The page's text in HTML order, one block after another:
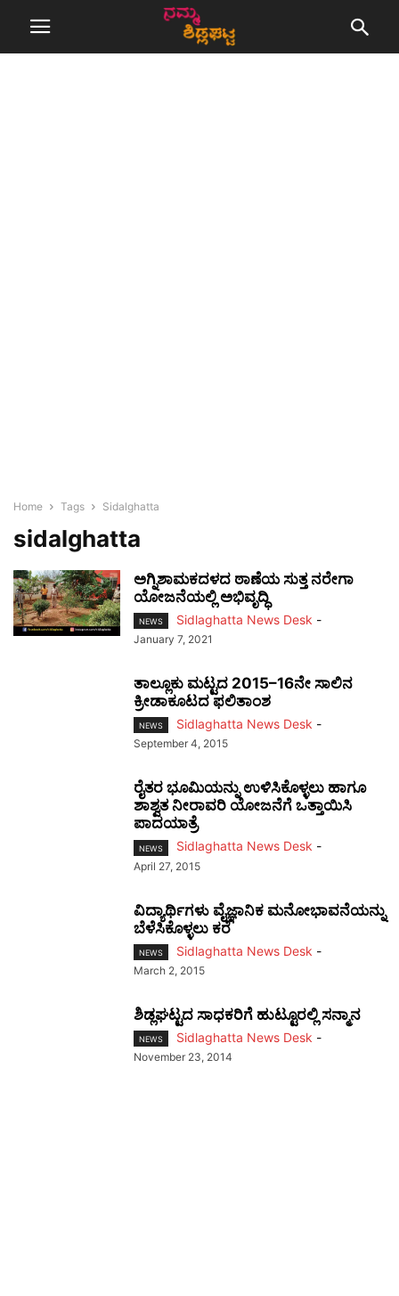
Home Tags Sidalghatta
sidalghatta
ಅಗ್ನಿಶಾಮಕದಳದ ಠಾಣೆಯ ಸುತ್ತ ನರೇಗಾ
ಯೋಜನೆಯಲ್ಲಿ ಅಭಿವೃದ್ಧಿ
NEWS Sidlaghatta News Desk -
January 7, 2021
ತಾಲ್ಲೂಕು ಮಟ್ಟದ 2015–16ನೇ ಸಾಲಿನ
ಕ್ರೀಡಾಕೂಟದ ಫಲಿತಾಂಶ
NEWS Sidlaghatta News Desk -
September 4, 2015
ರೈತರ ಭೂಮಿಯನ್ನು ಉಳಿಸಿಕೊಳ್ಳಲು ಹಾಗೂ
ಶಾಶ್ವತ ನೀರಾವರಿ ಯೋಜನೆಗೆ ಒತ್ತಾಯಿಸಿ
ಪಾದಯಾತ್ರೆ
NEWS Sidlaghatta News Desk -
April 27, 2015
ವಿದ್ಯಾರ್ಥಿಗಳು ವೈಜ್ಞಾನಿಕ ಮನೋಭಾವನೆಯನ್ನು
ಬೆಳೆಸಿಕೊಳ್ಳಲು ಕರೆ
NEWS Sidlaghatta News Desk -
March 2, 2015
ಶಿಡ್ಲಘಟ್ಟದ ಸಾಧಕರಿಗೆ ಹುಟ್ಟೂರಲ್ಲಿ ಸನ್ಮಾನ
NEWS Sidlaghatta News Desk -
November 23, 2014